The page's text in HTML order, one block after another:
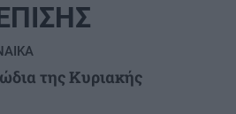
της Κυριακής